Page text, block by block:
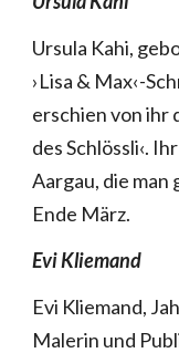
Ursula Kahi,
›Lisa & Max‹-
erschien von ihr
des Schlössli‹.
Aargau, die man
Ende März.
Evi Kliemand
Evi Kliemand,
Malerin und